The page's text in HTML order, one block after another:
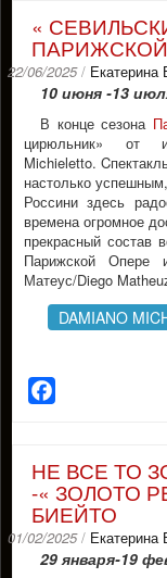
«
22/06/2025 / Екатерина
10 июня -13
В конце сезона
цирюльник» от
Michieletto.
настолько
Россини здесь
времена огромное
прекрасный
Парижской Опере
Матеус/Diego
DAMIANO
НЕ ВСЕ ТО
-« ЗОЛОТО
БИЕЙТО
01/02/2025 / Екатерина
29 января-19